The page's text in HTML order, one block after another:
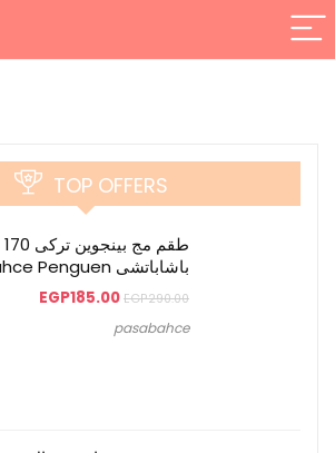
TOP OFFERS
باشاباتشى Pasabahce Penguen
EGP290.00
EGP185.00
pasabahce